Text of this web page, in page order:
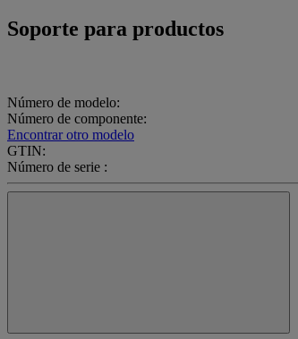
Soporte para productos
Número de modelo:
Número de componente:
Encontrar otro modelo
GTIN:
Número de serie :